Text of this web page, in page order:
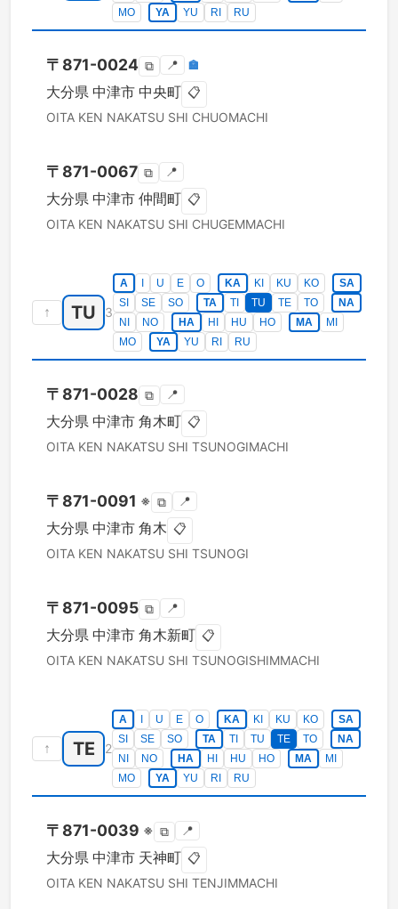
MO
YA YU RI RU
〒 871-0024 ⧉ 📍 🏣
大分県 中津市 中央町 📋
OITA KEN NAKATSU SHI CHUOMACHI
〒 871-0067 ⧉ 📍
大分県 中津市 仲間町 📋
OITA KEN NAKATSU SHI CHUGEMMACHI
↑ TU 3
A U E O KA KI KU KO
SA
SI
SE SO TA TI TU TE TO
NA
NI
NO HA HI HU HO MA
MI
MO
YA YU RI RU
〒 871-0028 ⧉ 📍
大分県 中津市 角木町 📋
OITA KEN NAKATSU SHI TSUNOGIMACHI
〒 871-0091 ※ ⧉ 📍
大分県 中津市 角木 📋
OITA KEN NAKATSU SHI TSUNOGI
〒 871-0095 ⧉ 📍
大分県 中津市 角木新町 📋
OITA KEN NAKATSU SHI TSUNOGISHIMMACHI
↑ TE 2
A U E O KA KI KU KO
SA
SI
SE SO TA TI TU TE TO
NA
NI
NO HA HI HU HO MA
MI
MO
YA YU RI RU
〒 871-0039 ※ ⧉ 📍
大分県 中津市 天神町 📋
OITA KEN NAKATSU SHI TENJIMMACHI